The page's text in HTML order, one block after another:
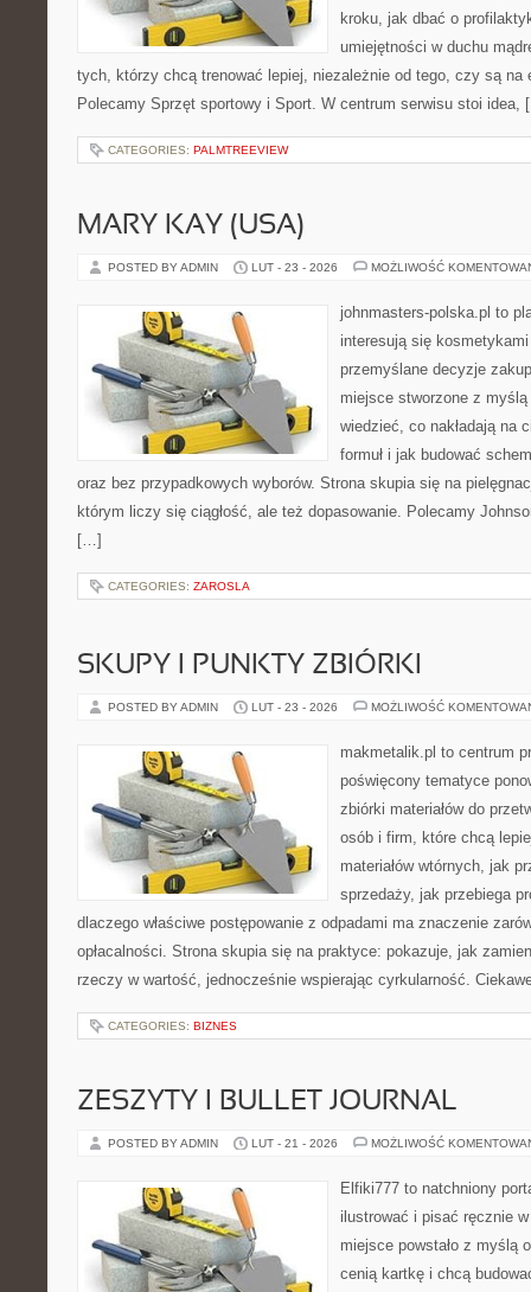
kroku, jak dbać o
umiejętności w duchu
tych, którzy chcą trenować lepiej, niezależnie od tego, czy są na
Polecamy Sprzęt sportowy i Sport. W centrum serwisu stoi idea,
CATEGORIES: PALMTREEVIEW
MARY KAY (USA)
POSTED BY ADMIN LUT - 23 - 2026 MOŻLIWOŚĆ
johnmasters-polska.pl to
interesują się
przemyślane decyzje
miejsce stworzone z
wiedzieć, co nakładają na
formuł i jak budować
oraz bez przypadkowych wyborów. Strona skupia się na
którym liczy się ciągłość, ale też dopasowanie. Polecamy
[…]
CATEGORIES: ZAROSLA
SKUPY I PUNKTY ZBIÓRKI
POSTED BY ADMIN LUT - 23 - 2026 MOŻLIWOŚĆ
makmetalik.pl to centrum
poświęcony tematyce
zbiórki materiałów do
osób i firm, które chcą
materiałów wtórnych, jak
sprzedaży, jak przebiega
dlaczego właściwe postępowanie z odpadami ma znaczenie
opłacalności. Strona skupia się na praktyce: pokazuje, jak
rzeczy w wartość, jednocześnie wspierając cyrkularność.
CATEGORIES: BIZNES
ZESZYTY I BULLET JOURNAL
POSTED BY ADMIN LUT - 21 - 2026 MOŻLIWOŚĆ
Elfiki777 to natchniony
ilustrować i pisać ręcznie
miejsce powstało z myślą
cenią kartkę i chcą